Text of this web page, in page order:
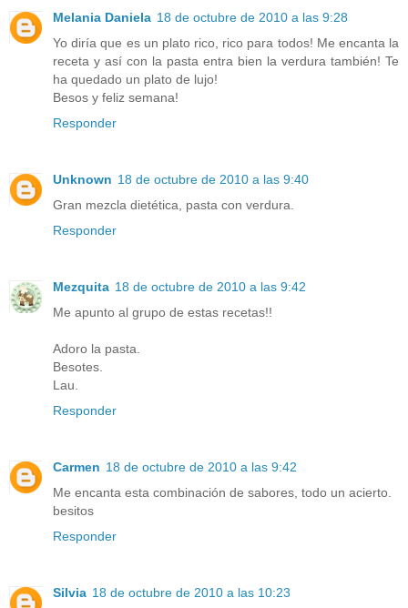
Melania Daniela 18 de octubre de 2010 a las 9:28
Yo diría que es un plato rico, rico para todos! Me encanta la
receta y así con la pasta entra bien la verdura también! Te
ha quedado un plato de lujo!
Besos y feliz semana!
Responder
Unknown 18 de octubre de 2010 a las 9:40
Gran mezcla dietética, pasta con verdura.
Responder
Mezquita 18 de octubre de 2010 a las 9:42
Me apunto al grupo de estas recetas!!
Adoro la pasta.
Besotes.
Lau.
Responder
Carmen 18 de octubre de 2010 a las 9:42
Me encanta esta combinación de sabores, todo un acierto.
besitos
Responder
Silvia 18 de octubre de 2010 a las 10:23